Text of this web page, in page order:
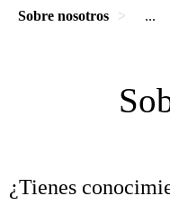
Sobre nosotros ...
¿Tienes